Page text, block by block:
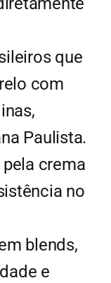
que
com
Paulista.
crema
no
blends,
e